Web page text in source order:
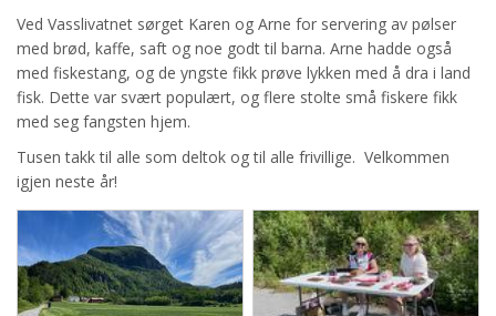
Ved Vasslivatnet sørget Karen og Arne for servering av pølser
med brød, kaffe, saft og noe godt til barna. Arne hadde også
med fiskestang, og de yngste fikk prøve lykken med å dra i land
fisk. Dette var svært populært, og flere stolte små fiskere fikk
med seg fangsten hjem.
Tusen takk til alle som deltok og til alle frivillige. Velkommen
igjen neste år!